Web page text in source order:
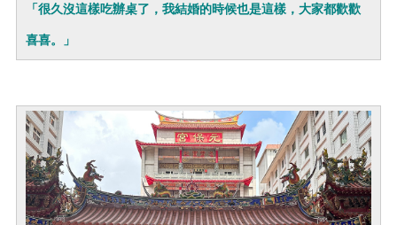
「很久沒這樣吃辦桌了，我結婚的時候也是這樣，大家都歡歡
喜喜。」